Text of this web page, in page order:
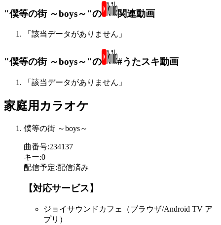
"僕等の街 ～boys～"の 関連動画
「該当データがありません」
"僕等の街 ～boys～"の #うたスキ動画
「該当データがありません」
家庭用カラオケ
僕等の街 ～boys～
曲番号:234137
キー:0
配信予定:配信済み
【対応サービス】
ジョイサウンドカフェ（ブラウザ/Android TV ア
プリ）